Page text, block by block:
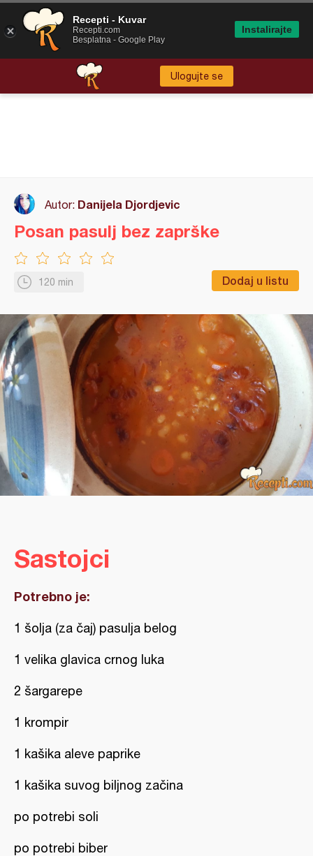
Ulogujte se
Autor: Danijela Djordjevic
120 min Dodaj u listu
Posan pasulj bez zaprške
Sastojci
Potrebno je:
1 šolja (za čaj) pasulja belog
1 velika glavica crnog luka
2 šargarepe
1 krompir
1 kašika aleve paprike
1 kašika suvog biljnog začina
po potrebi soli
po potrebi biber
Recepti - Kuvar
Recepti.com
Besplatna - Google Play
Instalirajte